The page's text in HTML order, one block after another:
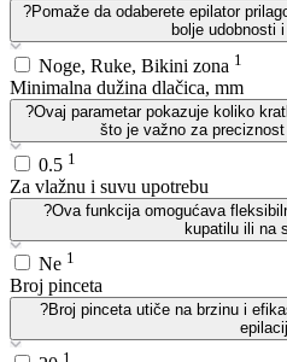
?Pomaže da odaberete epilator
bolje udobnosti
Noge, Ruke, Bikini zona 1
Minimalna dužina dlačica, mm
?Ovaj parametar pokazuje koliko
što je važno za
0.5 1
Za vlažnu i suvu upotrebu
?Ova funkcija omogućava
kupatilu ili na
Ne 1
Broj pinceta
?Broj pinceta utiče na brzinu i
1